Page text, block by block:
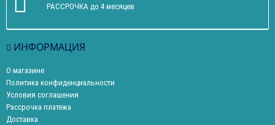
РАССРОЧКА до 4 месяцев
ИНФОРМАЦИЯ
О магазине
Политика конфиденциальности
Условия соглашения
Рассрочка платежа
Доставка